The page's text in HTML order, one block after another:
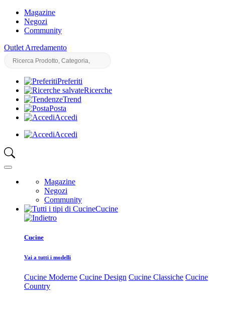
Magazine
Negozi
Community
Outlet Arredamento
Preferiti
Ricerche
Trend
Posta
Accedi
Accedi
Magazine
Negozi
Community
Cucine
Cucine
Vai a tutti i modelli
Cucine Moderne Cucine Design Cucine Classiche Cucine
Country